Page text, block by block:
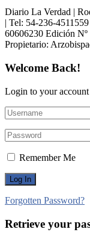
Diario La Verdad |
| Tel: 54-236-
60606230 Edición Nº
Propietario:​
Welcome Back!
Login to your
Remember Me
Forgotten Password?
Retrieve your